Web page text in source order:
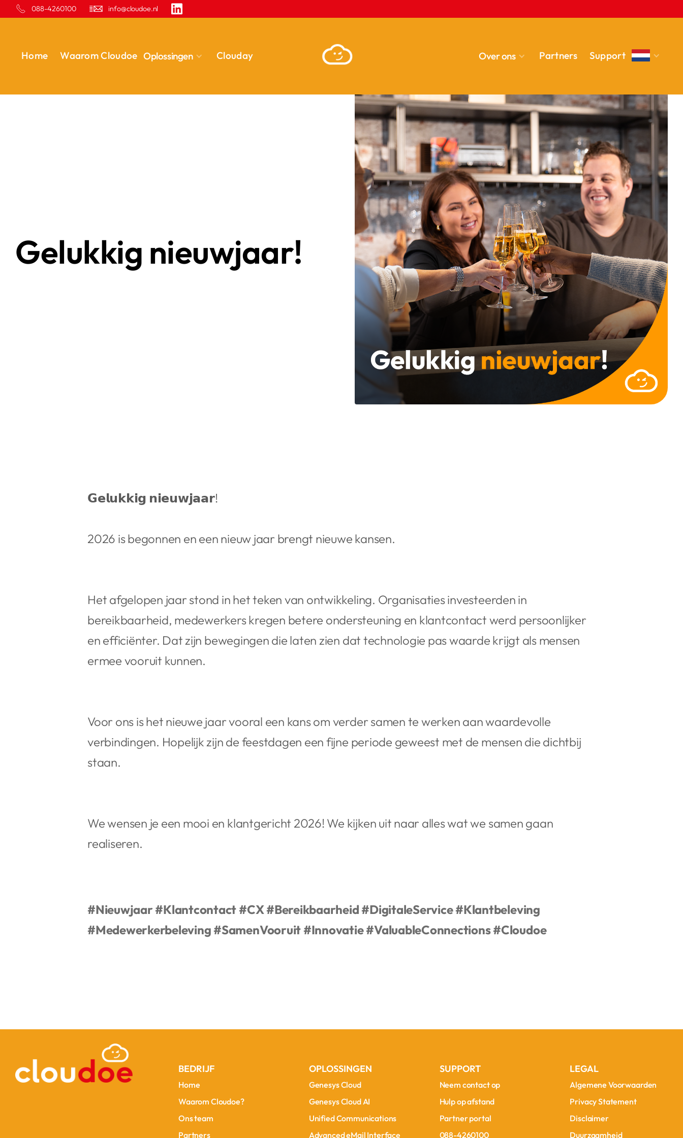
088-4260100 info@cloudoe.nl
Home Waarom Cloudoe Oplossingen Clouday Over ons Partners Support
Gelukkig nieuwjaar!
𝗚𝗲𝗹𝘂𝗸𝗸𝗶𝗴 𝗻𝗶𝗲𝘂𝘄𝗷𝗮𝗮𝗿!
2026 is begonnen en een nieuw jaar brengt nieuwe kansen.
Het afgelopen jaar stond in het teken van ontwikkeling. Organisaties investeerden in
bereikbaarheid, medewerkers kregen betere ondersteuning en klantcontact werd persoonlijker
en efficiënter. Dat zijn bewegingen die laten zien dat technologie pas waarde krijgt als mensen
ermee vooruit kunnen.
Voor ons is het nieuwe jaar vooral een kans om verder samen te werken aan waardevolle
verbindingen. Hopelijk zijn de feestdagen een fijne periode geweest met de mensen die dichtbij
staan.
We wensen je een mooi en klantgericht 2026! We kijken uit naar alles wat we samen gaan
realiseren.
#Nieuwjaar#Klantcontact #CX#Bereikbaarheid #DigitaleService#Klantbeleving
#Medewerkerbeleving #SamenVooruit #Innovatie#ValuableConnections#Cloudoe
BEDRIJF
Home
Waarom Cloudoe?
Ons team
Partners
OPLOSSINGEN
Genesys Cloud
Genesys Cloud AI
Unified Communications
Advanced eMail Interface
SUPPORT
Neem contact op
Hulp op afstand
Partner portal
088-4260100
LEGAL
Algemene Voorwaarden
Privacy Statement
Disclaimer
Duurzaamheid